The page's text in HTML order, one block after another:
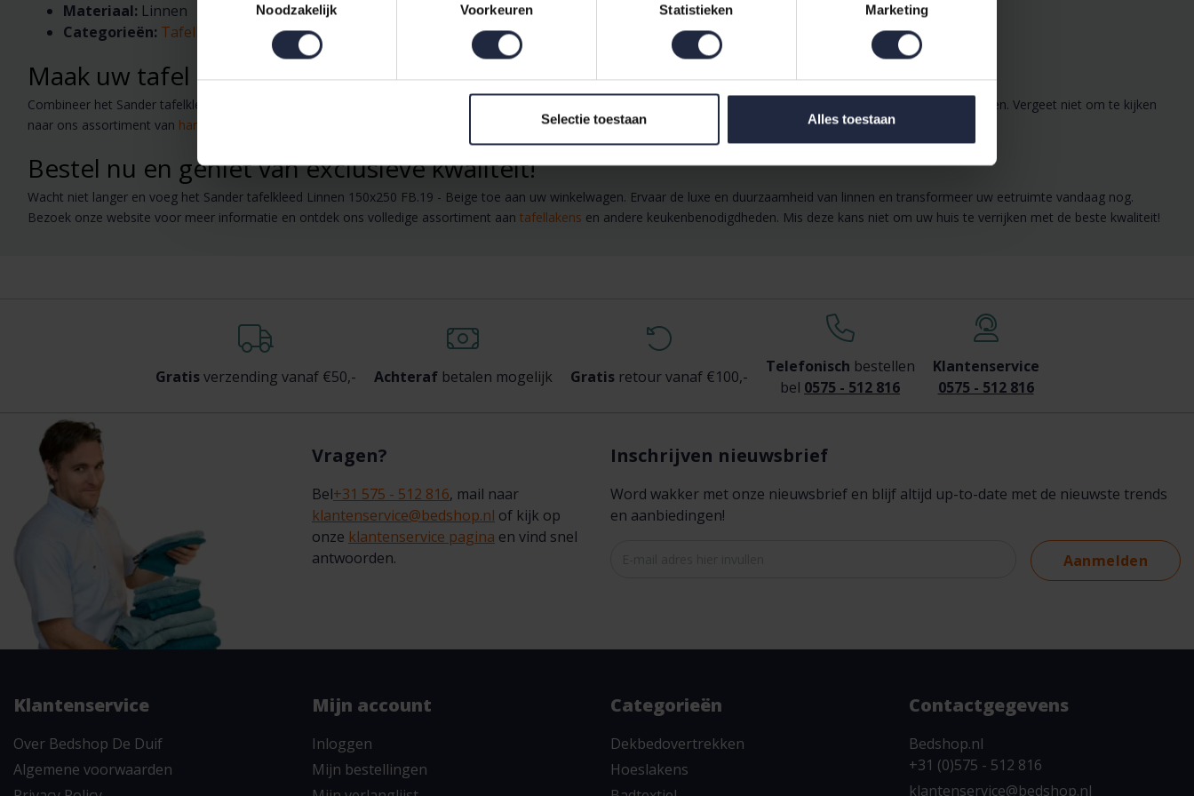
Noodzakelijk
Voorkeuren Statistieken Marketing
Selectie toestaan Alles toestaan
Materiaal: Linnen
Categorieën: Tafelkleden , Tafelen, Keukengoed
Maak uw tafel compleet
Combineer het Sander tafelkleed met andere keukenaccessoires zoals een bijpassend
om een samenhangend geheel te creëren. Vergeet niet om te kijken
naar ons assortiment van handdoeken
Bestel nu en geniet van exclusieve kwaliteit!
Wacht niet langer en voeg het Sander tafelkleed Linnen 150x250 FB.19 - Beige toe aan uw winkelwagen. Ervaar de luxe en duurzaamheid van linnen en transformeer uw eetruimte vandaag nog.
Bezoek onze website voor meer informatie en ontdek ons volledige assortiment aan tafellakens en andere keukenbenodigdheden. Mis deze kans niet om uw huis te verrijken met de beste kwaliteit!
Gratisverzending vanaf €50,- Achterafbetalen mogelijk Gratisretour vanaf €100,-
Telefonisch bestellen
bel 0575 - 512 816
Klantenservice
0575 - 512 816
Vragen?
Bel+31 575 - 512 816, mail naar
klantenservice@bedshop.nl of kijk op
onze klantenservice pagina en vind snel
antwoorden.
Inschrijven nieuwsbrief
Word wakker met onze nieuwsbrief en blijf altijd up-to-date met de nieuwste trends
en aanbiedingen!
Aanmelden
Klantenservice
Over Bedshop De Duif
Algemene voorwaarden
Mijn account
Inloggen
Mijn bestellingen
Categorieën
Dekbedovertrekken
Hoeslakens
Contactgegevens
Bedshop.nl
+31 (0)575 - 512 816
klantenservice@bedshop.nl